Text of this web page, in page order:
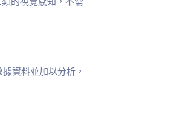
資料並加以分析，